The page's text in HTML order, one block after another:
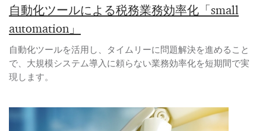
自動化ツールによる税務業務効率化「small
automation」
自動化ツールを活用し、タイムリーに問題解決を進めること
で、大規模システム導入に頼らない業務効率化を短期間で実
現します。